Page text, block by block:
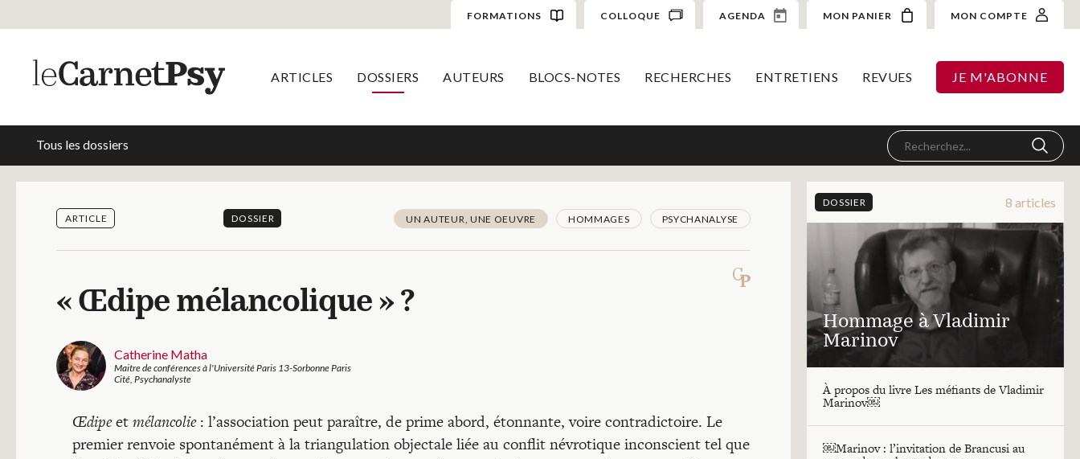
FORMATIONS COLLOQUE AGENDA MON PANIER MON COMPTE
ARTICLES DOSSIERS AUTEURS BLOCS-NOTES RECHERCHES ENTRETIENS REVUES JE M'ABONNE
Tous les dossiers
ARTICLE DOSSIER UN AUTEUR, UNE OEUVRE HOMMAGES PSYCHANALYSE
« Œdipe mélancolique » ?
Catherine Matha
Maitre de conférences à l'Université Paris 13-Sorbonne Paris
Cité, Psychanalyste
Œdipeetmélancolie: l’association peut paraître, de prime abord, étonnante, voire contradictoire. Le
premier renvoie spontanément à la triangulation objectale liée au conflit névrotique inconscient tel que
DOSSIER 8 articles
Hommage à Vladimir
Marinov
À propos du livre Les méfiants de Vladimir
Marinov￼
￼Marinov : l’invitation de Brancusi au